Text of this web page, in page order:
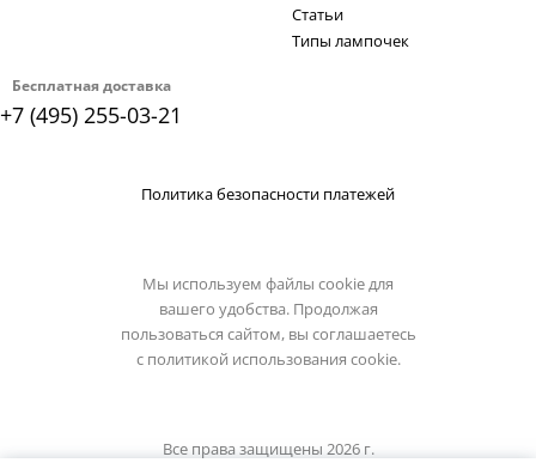
Бесплатная доставка
+7 (495) 255-03-21
Статьи
Типы лампочек
Политика безопасности платежей
Мы используем файлы cookie для
вашего удобства. Продолжая
пользоваться сайтом, вы соглашаетесь
с политикой использования cookie.
Все права защищены 2026 г.